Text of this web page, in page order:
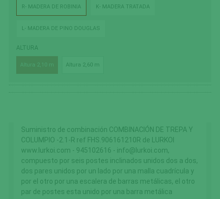
R- MADERA DE ROBINIA K- MADERA TRATADA
L- MADERA DE PINO DOUGLAS
ALTURA
Altura 2,10 m Altura 2,60 m
Suministro de combinación COMBINACIÓN DE TREPA Y
COLUMPIO -2.1-R ref FHS.906161210R de LURKOI
www.lurkoi.com - 945102616 - info@lurkoi.com,
compuesto por seis postes inclinados unidos dos a dos,
dos pares unidos por un lado por una malla cuadrícula y
por el otro por una escalera de barras metálicas, el otro
par de postes esta unido por una barra metálica